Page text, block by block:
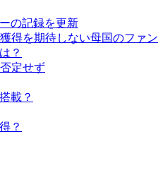
の記録を更新
得を期待しない母国のファン
？
定せず
載？
？